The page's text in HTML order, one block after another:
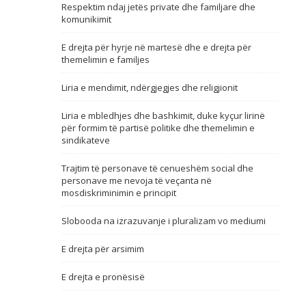
Data e shpalljes
Emër, përshkrim ose fjalen
Respektim ndaj jetës private dhe familjare dhe
komunikimit
E drejta për hyrje në martesë dhe e drejta për
themelimin e familjes
Liria e mendimit, ndërgjegjes dhe religjionit
Liria e mbledhjes dhe bashkimit, duke kyçur lirinë
për formim të partisë politike dhe themelimin e
sindikateve
Trajtim të personave të cenueshëm social dhe
personave me nevoja të veçanta në
mosdiskriminimin e principit
Slobooda na izrazuvanje i pluralizam vo mediumi
E drejta për arsimim
E drejta e pronësisë